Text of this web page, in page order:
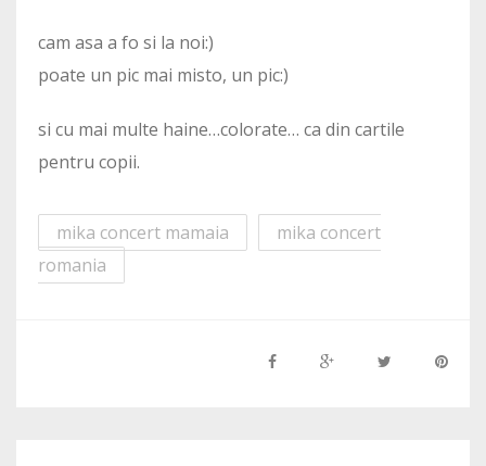
cam asa a fo si la noi:)
poate un pic mai misto, un pic:)
si cu mai multe haine…colorate… ca din cartile
pentru copii.
mika concert mamaia
mika concert
romania